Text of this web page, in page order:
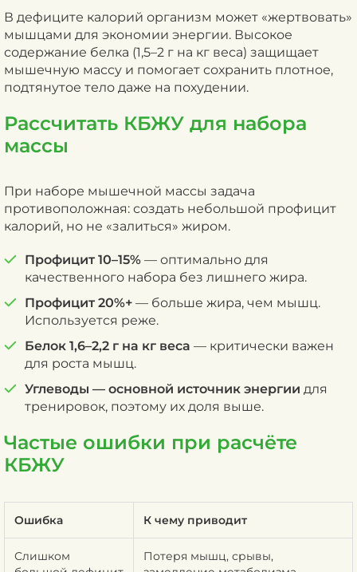
В дефиците калорий организм может «жертвовать»
мышцами для экономии энергии. Высокое
содержание белка (1,5–2 г на кг веса) защищает
мышечную массу и помогает сохранить плотное,
подтянутое тело даже на похудении.
Рассчитать КБЖУ для набора
массы
При наборе мышечной массы задача
противоположная: создать небольшой профицит
калорий, но не «залиться» жиром.
Профицит 10–15% — оптимально для
качественного набора без лишнего жира.
Профицит 20%+ — больше жира, чем мышц.
Используется реже.
Белок 1,6–2,2 г на кг веса — критически важен
для роста мышц.
Углеводы — основной источник энергии для
тренировок, поэтому их доля выше.
Частые ошибки при расчёте
КБЖУ
Ошибка К чему приводит
Слишком
Потеря мышц, срывы,